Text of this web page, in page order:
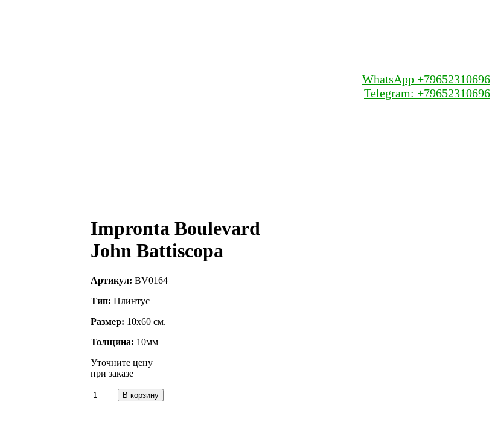
WhatsApp +79652310696
Telegram: +79652310696
Impronta Boulevard
John Battiscopa
Артикул: BV0164
Тип: Плинтус
Размер: 10x60 см.
Толщина: 10мм
Уточните цену
при заказе